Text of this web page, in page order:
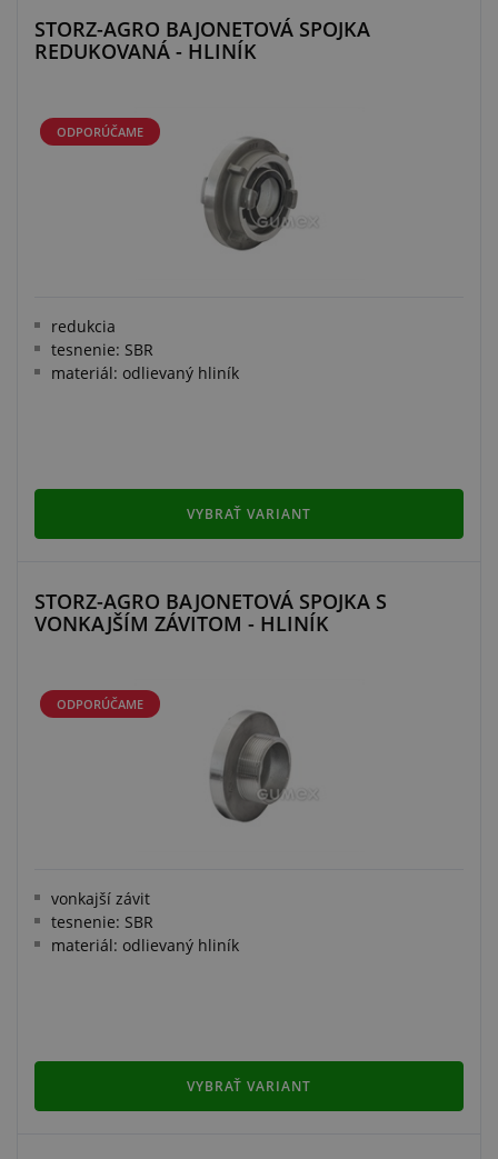
STORZ-AGRO BAJONETOVÁ SPOJKA
REDUKOVANÁ - HLINÍK
ODPORÚČAME
redukcia
tesnenie: SBR
materiál: odlievaný hliník
VYBRAŤ VARIANT
STORZ-AGRO BAJONETOVÁ SPOJKA S
VONKAJŠÍM ZÁVITOM - HLINÍK
ODPORÚČAME
vonkajší závit
tesnenie: SBR
materiál: odlievaný hliník
VYBRAŤ VARIANT